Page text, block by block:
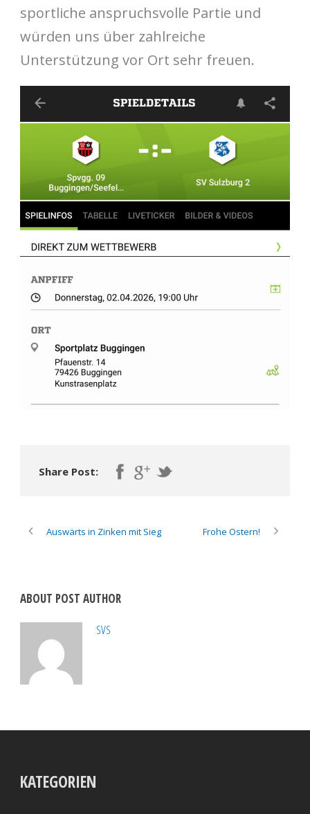
sportliche anspruchsvolle Partie und
würden uns über zahlreiche
Unterstützung vor Ort sehr freuen.
Share Post:
Auswärts in Zinken mit Sieg Frohe Ostern!
ABOUT POST AUTHOR
SVS
KATEGORIEN